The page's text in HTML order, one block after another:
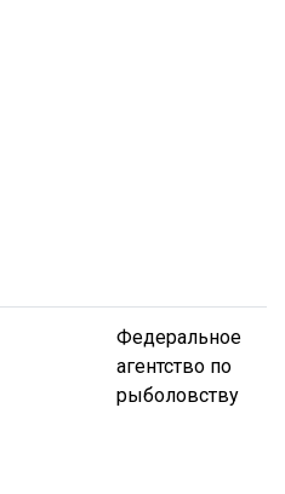
Федеральное
агентство по
рыболовству